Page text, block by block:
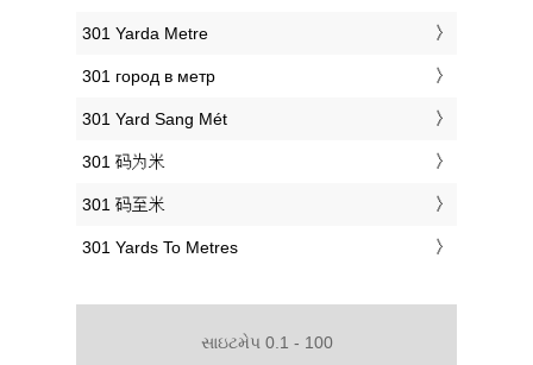
‎301 Yarda Metre
‎301 город в метр
‎301 Yard Sang Mét
‎301 码为米
‎301 码至米
‎301 Yards To Metres
સાઇટમેપ 0.1 - 100